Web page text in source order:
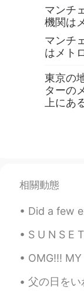
マンチ
機関は
マンチ
はメト
東京の
ターの
上にあ
ターの
上にあ
せんが
んが、
相關動態
Did a few extra
S U N S E T I N D U B
OMG!!! MY SISTER GOT
父の日をいわうするためにかぞくと